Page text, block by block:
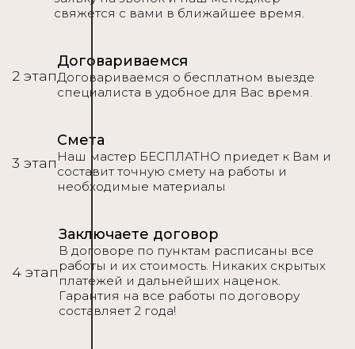
свяжется с вами в ближайшее время.
2 этап
Договариваемся
Договариваемся о бесплатном выезде
специалиста в удобное для Вас время.
3 этап
Смета
Наш мастер БЕСПЛАТНО приедет к Вам и
составит точную смету на работы и
необходимые материалы
4 этап
Заключаете договор
В договоре по пунктам расписаны все
работы и их стоимость. Никаких скрытых
платежей и дальнейших наценок.
Гарантия на все работы по договору
составляет 2 года!